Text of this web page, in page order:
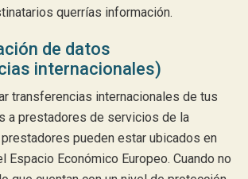
querrías información.
de datos
internacionales)
transferencias internacionales de tus
a prestadores de servicios de la
pueden estar ubicados en
Espacio Económico Europeo. Cuando no